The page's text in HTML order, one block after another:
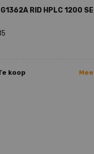
RID HPLC 1200
koop